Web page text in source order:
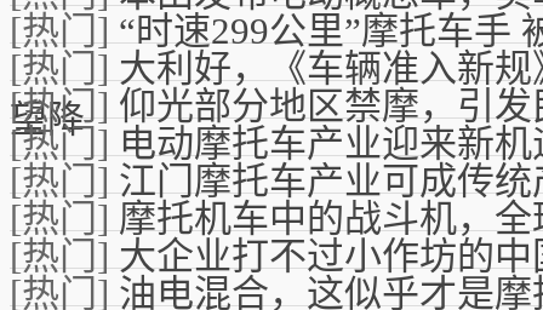
[热门]“时速299公里”摩托车手
[热门]大利好，《车辆准入新
望降
[热门]仰光部分地区禁摩，引
[热门]电动摩托车产业迎来新机
[热门]江门摩托车产业可成传
[热门]摩托机车中的战斗机，
[热门]大企业打不过小作坊的
[热门]油电混合，这似乎才是